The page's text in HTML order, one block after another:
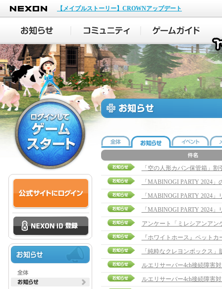
NEXON
【メイプルストーリー】CROWNアップデート
「空の人形カバン保管箱」
「MABINOGI PARTY 2024
「MABINOGI PARTY 2024
「MABINOGI PARTY 2024
アンケート「ミレシアンアン
『ホワイトホース』ペット
「純粋なクレヨンボックス
ルエリサーバー4ch接続障害
ルエリサーバー4ch接続障害